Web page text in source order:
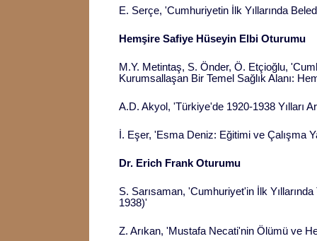
E. Serçe, 'Cumhuriyetin İlk Yıllarında
Hemşire Safiye Hüseyin Elbi Oturumu
M.Y. Metintaş, S. Önder, Ö. Etçioğlu,
Kurumsallaşan Bir Temel Sağlık Alanı:
A.D. Akyol, 'Türkiye'de 1920-1938 Yılları
İ. Eşer, 'Esma Deniz: Eğitimi ve Çalışma
Dr. Erich Frank Oturumu
S. Sarısaman, 'Cumhuriyet'in İlk
1938)'
Z. Arıkan, 'Mustafa Necati'nin Ölümü ve